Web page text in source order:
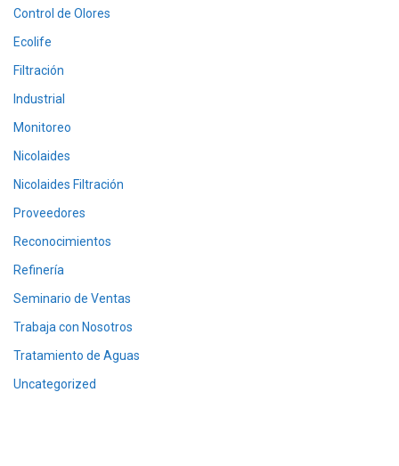
Control de Olores
Ecolife
Filtración
Industrial
Monitoreo
Nicolaides
Nicolaides Filtración
Proveedores
Reconocimientos
Refinería
Seminario de Ventas
Trabaja con Nosotros
Tratamiento de Aguas
Uncategorized